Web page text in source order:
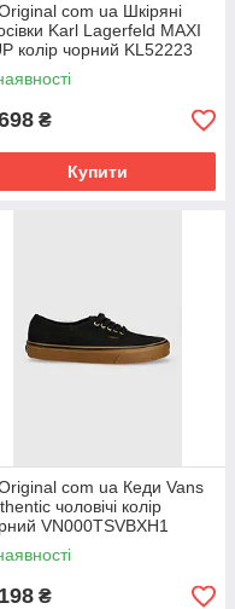
com ua Шкіряні
Karl Lagerfeld MAXI
колір чорний KL52223
ЗАПИТУЙТЕ
₴
Купити
com ua Кеди Vans
чоловічі колір
VN000TSVBXH1
ЗАПИТУЙТЕ
₴